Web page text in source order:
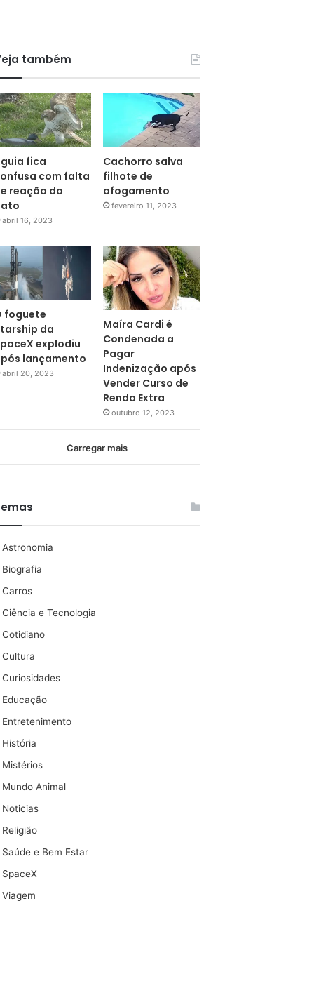
também
fica
com falta
reação do
abril 16, 2023
Cachorro salva
filhote de
afogamento
fevereiro 11, 2023
foguete
da
explodiu
lançamento
abril 20, 2023
Maíra Cardi é
Condenada a
Pagar
Indenização após
Vender Curso de
Renda Extra
outubro 12, 2023
Carregar mais
Astronomia
Biografia
Carros
Ciência e Tecnologia
Cotidiano
Cultura
Curiosidades
Educação
Entretenimento
História
Mistérios
Mundo Animal
Noticias
Religião
Saúde e Bem Estar
SpaceX
Viagem